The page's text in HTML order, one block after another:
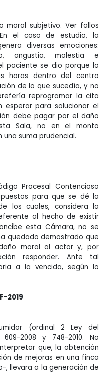
moral subjetivo. Ver fallos
En el caso de estudio, la
diversas emociones:
angustia, molestia e
paciente se dio porque lo
horas dentro del centro
de lo que sucedía, y no
reprogramar la cita
para solucionar el
debe pagar por el daño
Sala, no en el monto
una suma prudencial.
Procesal Contencioso
para que se dé la
los cuales, considera la
al hecho de existir
esta Cámara, no se
quedado demostrado que
moral al actor y, por
responder. Ante tal
a la vencida, según lo
2019
(ordinal 2 Ley del
609-2008 y 748-2010. No
que, la obtención
de mejoras en una finca
llevara a la generación de